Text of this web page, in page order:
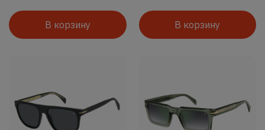
В корзину В корзину